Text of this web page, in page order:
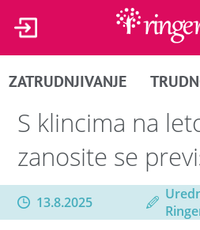
ZATRUDNJIVANJE
S klincima na
zanosite se
13.8.2025